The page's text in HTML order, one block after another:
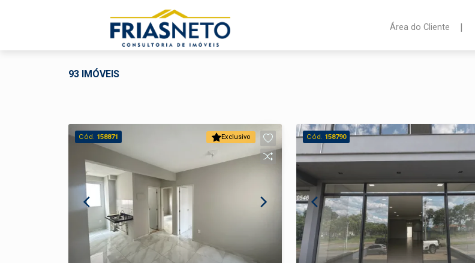
Área do Cliente |
93 IMÓVEIS
Exclusivo
Cód. 158871 Cód. 158790